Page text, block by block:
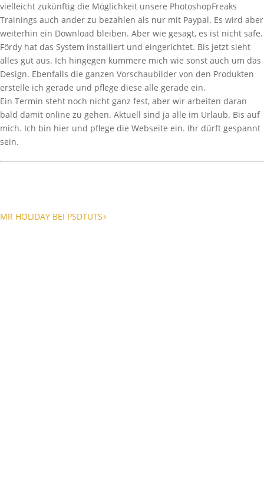
vielleicht zukünftig die Möglichkeit unsere PhotoshopFreaks
Trainings auch ander zu bezahlen als nur mit Paypal. Es wird aber
weiterhin ein Download bleiben. Aber wie gesagt, es ist nicht safe.
Fördy hat das System installiert und eingerichtet. Bis jetzt sieht
alles gut aus. Ich hingegen kümmere mich wie sonst auch um das
Design. Ebenfalls die ganzen Vorschaubilder von den Produkten
erstelle ich gerade und pflege diese alle gerade ein.
Ein Termin steht noch nicht ganz fest, aber wir arbeiten daran
bald damit online zu gehen. Aktuell sind ja alle im Urlaub. Bis auf
mich. Ich bin hier und pflege die Webseite ein. Ihr dürft gespannt
sein.
MR HOLIDAY BEI PSDTUTS+